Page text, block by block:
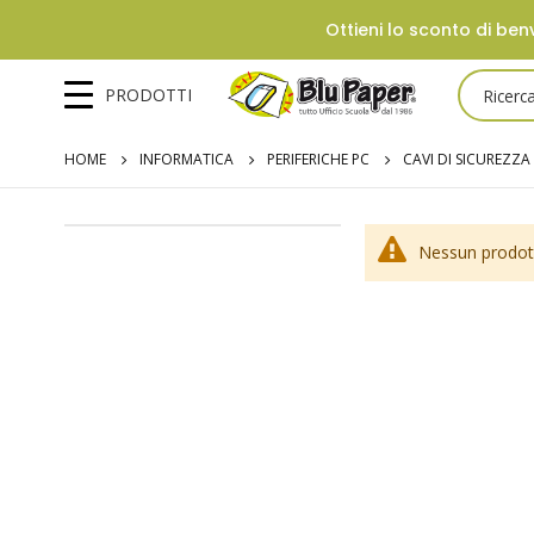
Ottieni lo sconto di
PRODOTTI
HOME INFORMATICA PERIFERICHE PC CAVI DI SICUREZZA
Nessun